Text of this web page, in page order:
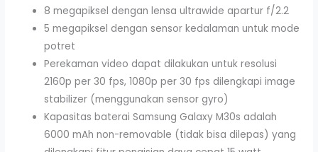
8 megapiksel dengan lensa ultrawide apartur f/2.2
5 megapiksel dengan sensor kedalaman untuk mode
potret
Perekaman video dapat dilakukan untuk resolusi
2160p per 30 fps, 1080p per 30 fps dilengkapi image
stabilizer (menggunakan sensor gyro)
Kapasitas baterai Samsung Galaxy M30s adalah
6000 mAh non-removable (tidak bisa dilepas) yang